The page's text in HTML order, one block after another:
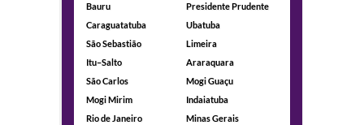
Bauru
Presidente Prudente
Caraguatatuba
Ubatuba
São Sebastião
Limeira
Itu–Salto
Araraquara
São Carlos
Mogi Guaçu
Mogi Mirim
Indaiatuba
Rio de Janeiro
Minas Gerais